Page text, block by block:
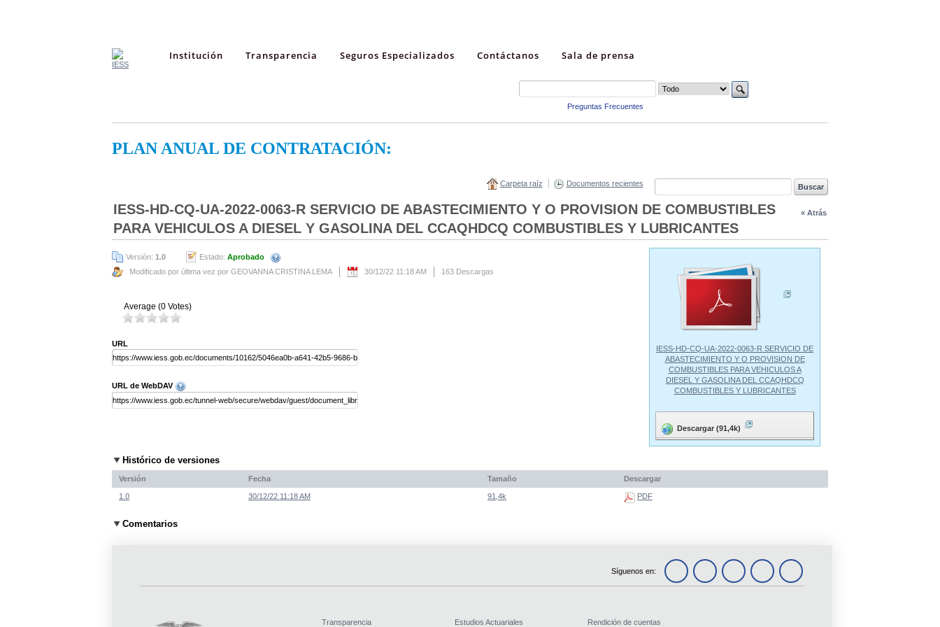
Institución Transparencia Seguros Especializados Contáctanos Sala de prensa
Preguntas Frecuentes
PLAN ANUAL DE CONTRATACIÓN:
Carpeta raíz Documentos recientes
« Atrás
IESS-HD-CQ-UA-2022-0063-R SERVICIO DE ABASTECIMIENTO Y O PROVISION DE COMBUSTIBLES
PARA VEHICULOS A DIESEL Y GASOLINA DEL CCAQHDCQ COMBUSTIBLES Y LUBRICANTES
Versión: 1.0 Estado: Aprobado
Modificado por última vez por GEOVANNA CRISTINA LEMA
30/12/22 11:18 AM 163 Descargas
Average (0 Votes)
URL
URL de WebDAV
IESS-HD-CQ-UA-2022-0063-R SERVICIO DE
ABASTECIMIENTO Y O PROVISION DE
COMBUSTIBLES PARA VEHICULOS A
DIESEL Y GASOLINA DEL CCAQHDCQ
COMBUSTIBLES Y LUBRICANTES
Descargar (91,4k)
Histórico de versiones
Versión Fecha Tamaño Descargar
1.0 30/12/22 11:18 AM 91,4k PDF
Comentarios
Síguenos en:
Transparencia Estudios Actuariales Rendición de cuentas